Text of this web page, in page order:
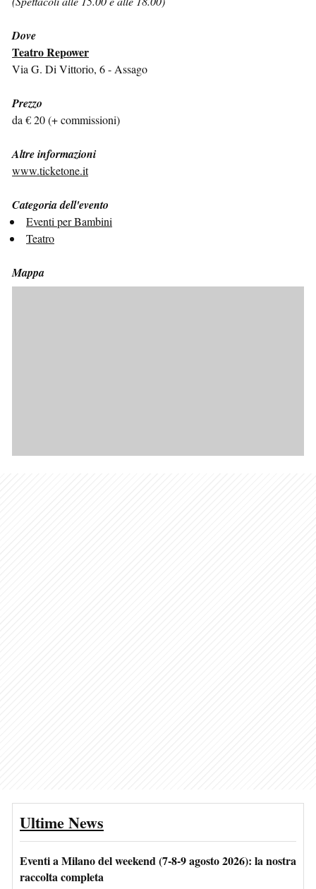
Dove
Teatro Repower
Via G. Di Vittorio, 6 - Assago
Prezzo
da € 20 (+ commissioni)
Altre informazioni
www.ticketone.it
Categoria dell'evento
Eventi per Bambini
Teatro
Mappa
Ultime News
Eventi a Milano del weekend (7-8-9 agosto 2026): la nostra
raccolta completa